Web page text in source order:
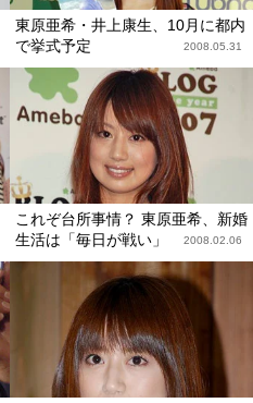
東原亜希・井上康生、10月に都内
で挙式予定
2008.05.31
これぞ台所事情？ 東原亜希、新婚
生活は「毎日が戦い」
2008.02.06